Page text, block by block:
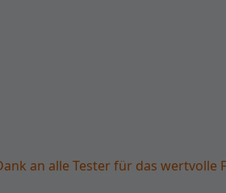
an alle Tester für das wertvolle